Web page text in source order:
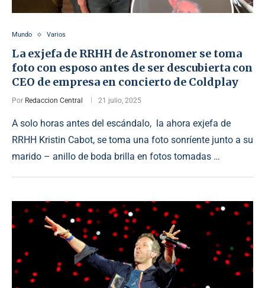
Mundo Varios
La exjefa de RRHH de Astronomer se toma
foto con esposo antes de ser descubierta con
CEO de empresa en concierto de Coldplay
Por Redaccion Central 21 julio, 2025
A solo horas antes del escándalo, la ahora exjefa de
RRHH Kristin Cabot, se toma una foto sonríente junto a su
marido – anillo de boda brilla en fotos tomadas …